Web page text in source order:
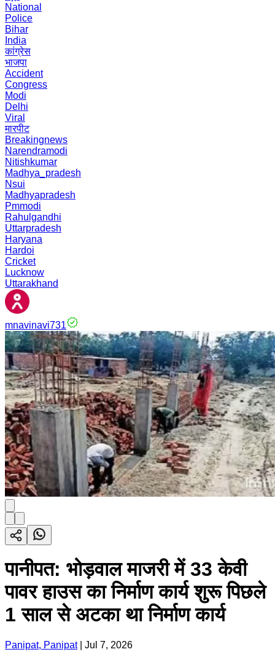
National
Police
Bihar
India
कांग्रेस
भाजपा
Accident
Congress
Modi
Delhi
Viral
मारपीट
Breakingnews
Narendramodi
Nitishkumar
Madhya_pradesh
Nsui
Madhyapradesh
Pmmodi
Rahulgandhi
Uttarpradesh
Haryana
Hardoi
Cricket
Lucknow
Uttarakhand
mnavinavi731
पानीपत: भोड़वाल माजरी में 33 केवी
पावर हाउस का निर्माण कार्य शुरू पिछले
1 साल से अटका था निर्माण कार्य
Panipat, Panipat| Jul 7, 2026